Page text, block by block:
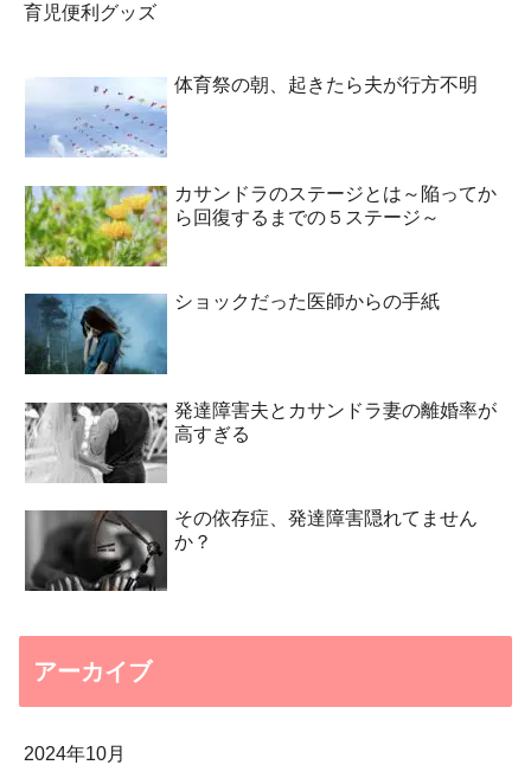
育児便利グッズ
体育祭の朝、起きたら夫が行方不明
カサンドラのステージとは～陥ってか
ら回復するまでの５ステージ～
ショックだった医師からの手紙
発達障害夫とカサンドラ妻の離婚率が
高すぎる
その依存症、発達障害隠れてません
か？
アーカイブ
2024年10月